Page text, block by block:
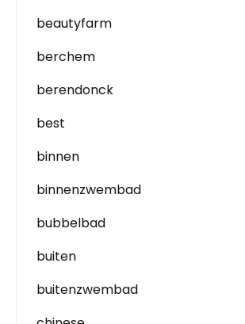
beautyfarm
berchem
berendonck
best
binnen
binnenzwembad
bubbelbad
buiten
buitenzwembad